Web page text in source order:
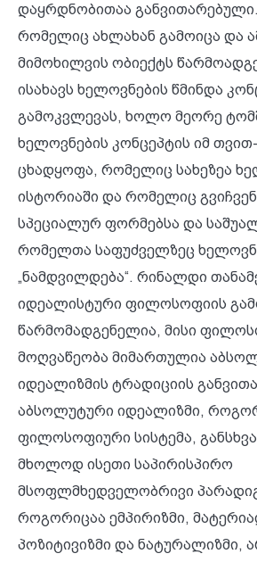
დაყრდნობითაა
რომელიც ახლახან გამოიცა და
მიმოხილვის ობიექტს
ისახავს ხელოვნების წმინდა
გამოკვლევას, ხოლო მეორე
ხელოვნების კონცეპტის იმ
ცხადყოფა, რომელიც სახეზეა
ისტორიაში და რომელიც
სპეციალურ ფორმებსა და
რომელთა საფუძველზეც
„ნამდვილდება“. რინალდი
იდეალისტური ფილოსოფიის
წარმომადგენელია, მისი
მოღვაწეობა მიმართულია
იდეალიზმის ტრადიციის
აბსოლუტური იდეალიზმი,
ფილოსოფიური სისტემა,
მხოლოდ ისეთი საპირისპირო
მსოფლმხედველობრივი
როგორიცაა ემპირიზმი,
პოზიტივიზმი და ნატურალიზმი,